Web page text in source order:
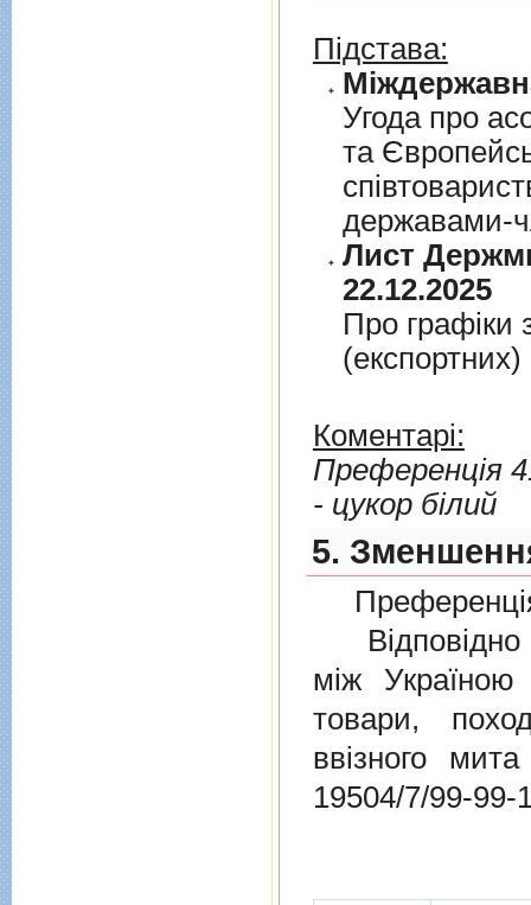
Підстава:
Угода про
та
державами-
Лист
22.12.2025
Про графiки
Коментарі:
Преференція
- цукор білий
5.
Відповідно
мiж Україною
товари,
ввізного
19504/7/99-99-